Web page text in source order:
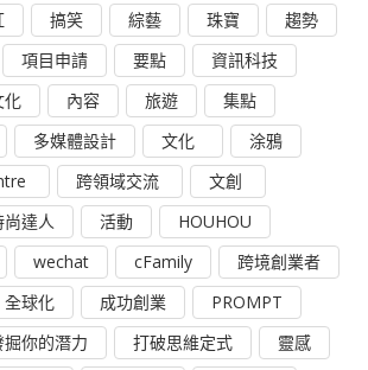
搞笑 綜藝 珠寶
趨勢
項目申請 要點
資訊科技
化 內容 旅遊
集點
多媒體設計 文化
涂鴉
跨領域交流
文創
尚達人 活動
HOUHOU
wechat cFamily
跨境創業者
全球化 成功創業
PROMPT
掘你的潛力 打破思維定式
靈感